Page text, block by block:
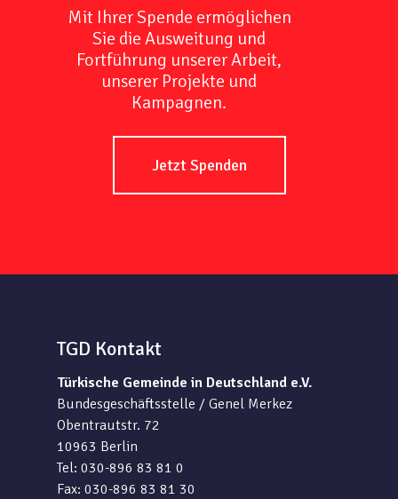
Mit Ihrer Spende ermöglichen
Sie die Ausweitung und
Fortführung unserer Arbeit,
unserer Projekte und
Kampagnen.
Jetzt Spenden
TGD Kontakt
Türkische Gemeinde in Deutschland e.V.
Bundesgeschäftsstelle / Genel Merkez
Obentrautstr. 72
10963 Berlin
Tel: 030-896 83 81 0
Fax: 030-896 83 81 30